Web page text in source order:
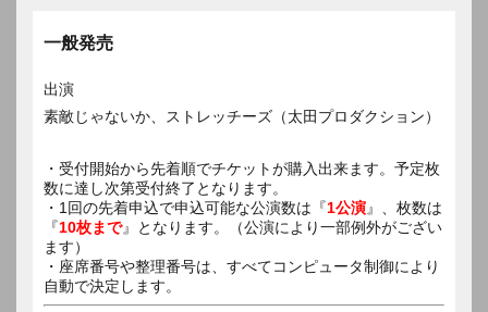
一般発売
出演
素敵じゃないか、ストレッチーズ（太田プロダクション）
・受付開始から先着順でチケットが購入出来ます。予定枚
数に達し次第受付終了となります。
・1回の先着申込で申込可能な公演数は『1公演』、枚数は
『10枚まで』となります。（公演により一部例外がござい
ます）
・座席番号や整理番号は、すべてコンピュータ制御により
自動で決定します。